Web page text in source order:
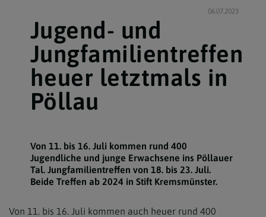
06.07.2023
Jugend- und
Jungfamilientreffen
heuer letztmals in
Pöllau
Von 11. bis 16. Juli kommen rund 400
Jugendliche und junge Erwachsene ins Pöllauer
Tal. Jungfamilientreffen von 18. bis 23. Juli.
Beide Treffen ab 2024 in Stift Kremsmünster.
Von 11. bis 16. Juli kommen auch heuer rund 400